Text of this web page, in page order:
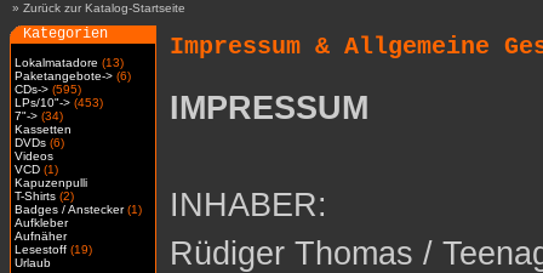
» Zurück zur Katalog-Startseite
Kategorien
Lokalmatadore (13)
Paketangebote-> (6)
CDs-> (595)
LPs/10"-> (453)
7"-> (34)
Kassetten
DVDs (6)
Videos
VCD (1)
Kapuzenpulli
T-Shirts (2)
Badges / Anstecker(1)
Aufkleber
Aufnäher
Lesestoff (19)
Urlaub
Impressum & Allgemeine
IMPRESSUM
INHABER:
Rüdiger Thomas /